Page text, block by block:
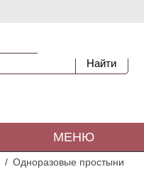
МЕНЮ
Одноразовые простыни